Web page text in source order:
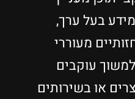
בעל ערך,
מעוררי
עוקבים
או בשירותים